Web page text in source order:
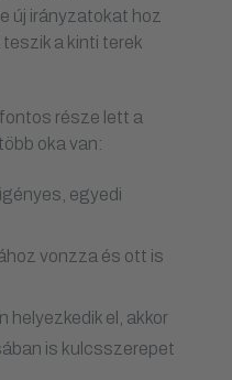
új irányzatokat hoz
teszik a kinti terek
része lett a
oka van:
egyedi
vonzza és ott is
helyezkedik el, akkor
is kulcsszerepet